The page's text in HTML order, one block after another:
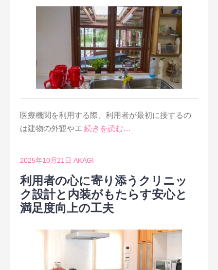
医療機関を利用する際、利用者が最初に接するの
は建物の外観やエ 続きを読む…
2025年10月21日 AKAGI
利用者の心に寄り添うクリニッ
ク設計と内装がもたらす安心と
満足度向上の工夫